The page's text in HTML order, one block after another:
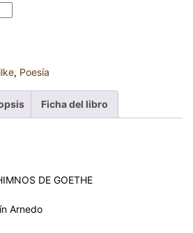
, Poesía
Ficha del libro
DE GOETHE
Arnedo